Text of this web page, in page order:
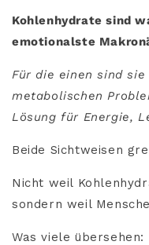
Kohlenhydrate sind
emotionalste
Für die einen sind
metabolischen
Lösung für Energie,
Beide Sichtweisen
Nicht weil
sondern weil
Was viele übersehen: